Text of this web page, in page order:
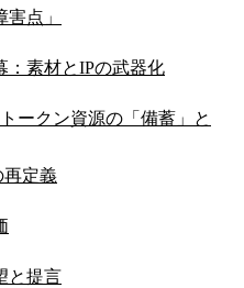
点」
：素材とIPの武器化
ークン資源の「備蓄」と
再定義
と提言